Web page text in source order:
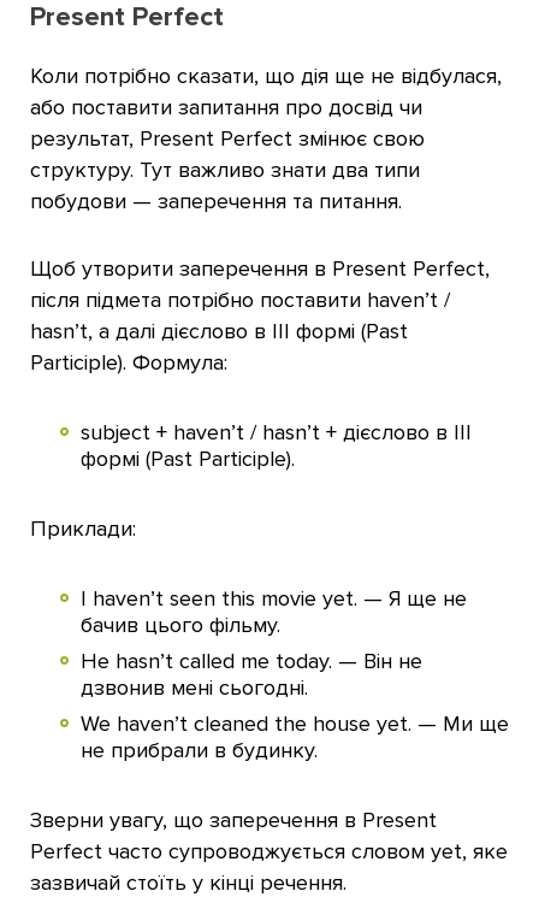
Present Perfect
Коли потрібно сказати, що дія ще не відбулася,
або поставити запитання про досвід чи
результат, Present Perfect змінює свою
структуру. Тут важливо знати два типи
побудови — заперечення та питання.
Щоб утворити заперечення в Present Perfect,
після підмета потрібно поставити haven’t /
hasn’t, а далі дієслово в III формі (Past
Participle). Формула:
subject + haven’t / hasn’t + дієслово в III
формі (Past Participle).
Приклади:
I haven’t seen this movie yet. — Я ще не
бачив цього фільму.
He hasn’t called me today. — Він не
дзвонив мені сьогодні.
We haven’t cleaned the house yet. — Ми ще
не прибрали в будинку.
Зверни увагу, що заперечення в Present
Perfect часто супроводжується словом yet, яке
зазвичай стоїть у кінці речення.